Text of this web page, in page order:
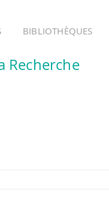
BIBLIOTHÈQUES
Recherche